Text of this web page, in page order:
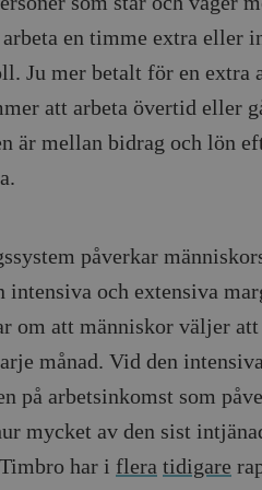
en timme extra eller
Ju mer betalt för en extra
att arbeta övertid eller
är mellan bidrag och lön
påverkar
intensiva och extensiva
om att människor väljer att
månad. Vid den intensiva
på arbetsinkomst som
mycket av den sist
har i flera tidigare
2 dagar
30
Denna cookie används för att skilja
rapporter om användningen av deras
Detta är fördelaktigt för webbplatsen
rapporter om användningen av deras
Beskrivning
Detta cookie-namn är associerat med Google
används för att särskilja unika användare genom
slumpmässigt genererat nummer som
sidförfrågan på en webbplats och används för
session- och kampanjdata för
ställs in av YouTube för att spåra visningar av
ställs in av Youtube för att hålla reda på
inbäddade i webbplatser; den kan också
använder den nya eller gamla